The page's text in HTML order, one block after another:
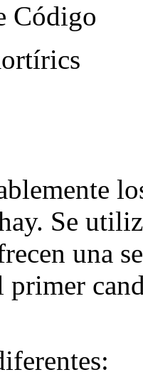
Código
Se
una
primer